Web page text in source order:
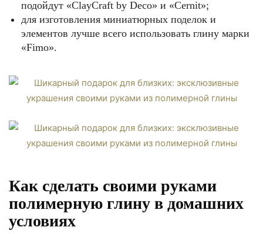
подойдут «ClayCraft by Deco» и «Cernit»;
для изготовления миниатюрных поделок и
элементов лучше всего использовать глину марки
«Fimo».
Как сделать своими руками
полимерную глину в домашних
условиях